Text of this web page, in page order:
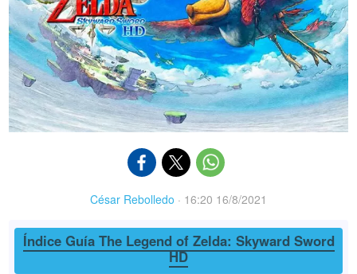
César Rebolledo · 16:20 16/8/2021
Índice Guía The Legend of Zelda: Skyward Sword
HD